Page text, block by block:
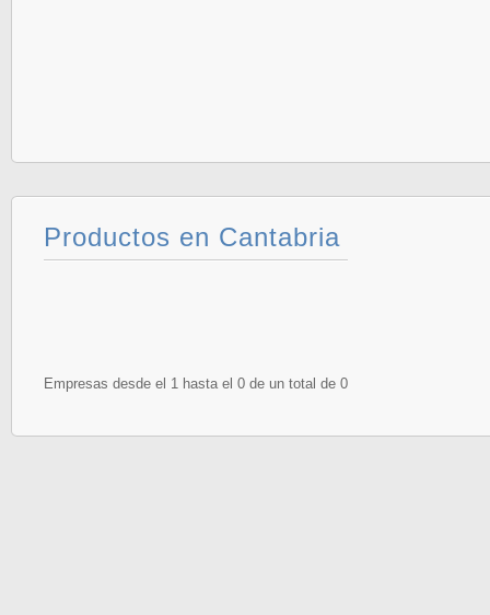
Productos en Cantabria
Empresas desde el 1 hasta el 0 de un total de 0